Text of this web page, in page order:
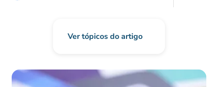
Ver tópicos do artigo